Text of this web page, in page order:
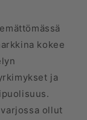
kokee
ja
ollut